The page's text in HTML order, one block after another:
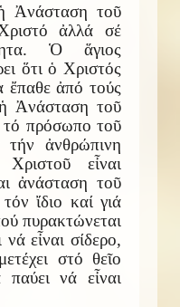
Ἀνάσταση τοῦ
ἀλλά σέ
Ὁ ἅγιος
ὅτι ὁ Χριστός
ἔπαθε ἀπό τούς
Ἀνάσταση τοῦ
τό πρόσωπο τοῦ
ἀνθρώπινη
εἶναι
ἀνάσταση τοῦ
ἴδιο καί γιά
πυρακτώνεται
εἶναι σίδερο,
στό θεῖο
νά εἶναι